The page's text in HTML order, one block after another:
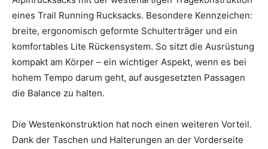
eines Trail Running Rucksacks. Besondere Kennzeichen:
breite, ergonomisch geformte Schulterträger und ein
komfortables Lite Rückensystem. So sitzt die Ausrüstung
kompakt am Körper – ein wichtiger Aspekt, wenn es bei
hohem Tempo darum geht, auf ausgesetzten Passagen
die Balance zu halten.
Die Westenkonstruktion hat noch einen weiteren Vorteil.
Dank der Taschen und Halterungen an der Vorderseite